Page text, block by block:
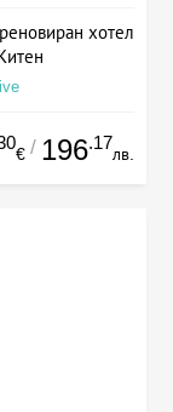
хотел
€ / 196.17
лв.